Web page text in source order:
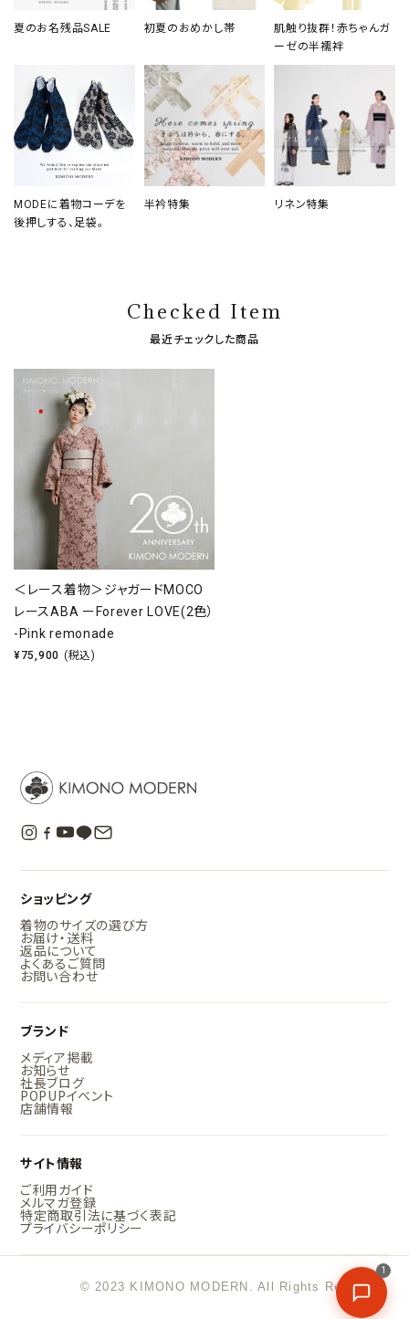
夏のお名残品SALE 初夏のおめかし帯
肌触り抜群！赤ちゃんガ
ーゼの半襦袢
MODEに着物コーデを
後押しする、足袋。
半衿特集 リネン特集
Checked Item
最近チェックした商品
＜レース着物＞ジャガードMOCO
レースABA ーForever LOVE(2色）
-Pink remonade
¥75,900 (税込)
ショッピング
着物のサイズの選び方
お届け・送料
返品について
よくあるご質問
お問い合わせ
ブランド
メディア掲載
お知らせ
社長ブログ
POPUPイベント
店舗情報
サイト情報
ご利用ガイド
メルマガ登録
特定商取引法に基づく表記
プライバシーポリシー
© 2023 KIMONO MODERN. All Rights Reserved.
1